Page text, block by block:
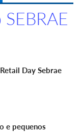
Day Sebrae
e pequenos